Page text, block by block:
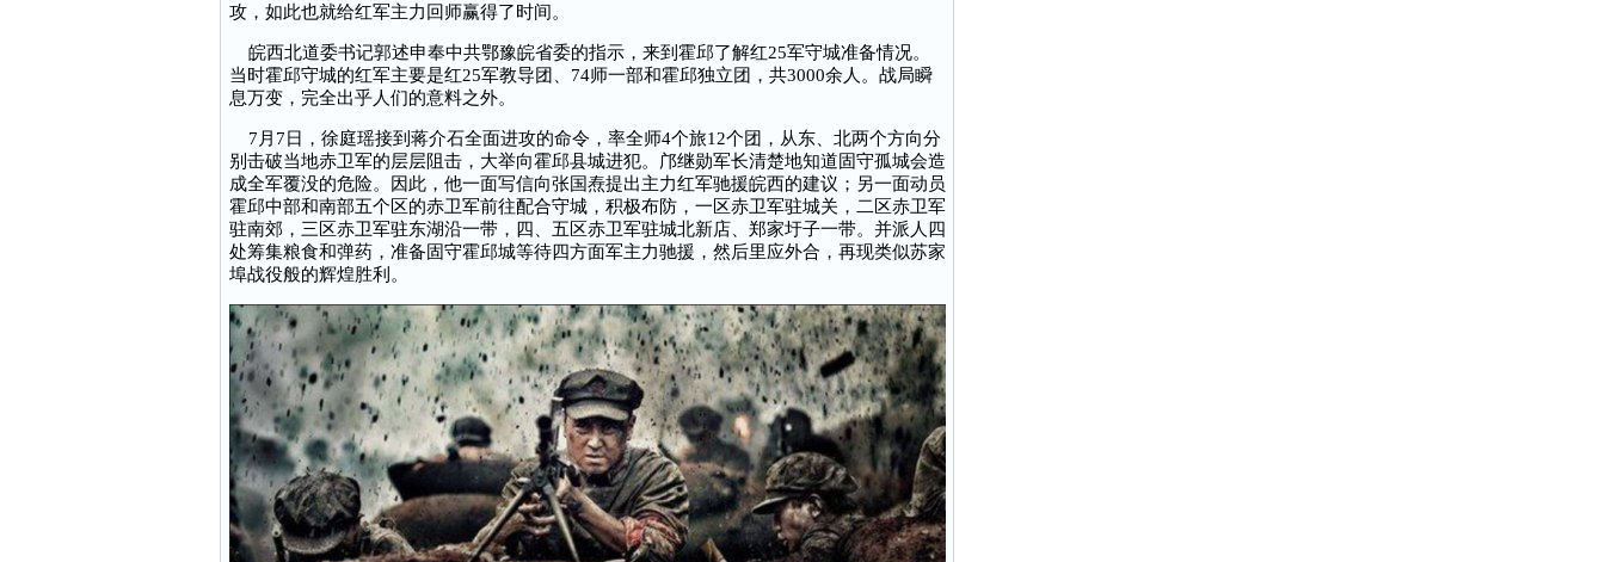
攻，如此也就给红军主力回师赢得了时间。
皖西北道委书记郭述申奉中共鄂豫皖省委的指示，来到霍邱了解红25军守城准备情况。
当时霍邱守城的红军主要是红25军教导团、74师一部和霍邱独立团，共3000余人。战局瞬
息万变，完全出乎人们的意料之外。
7月7日，徐庭瑶接到蒋介石全面进攻的命令，率全师4个旅12个团，从东、北两个方向分
别击破当地赤卫军的层层阻击，大举向霍邱县城进犯。邝继勋军长清楚地知道固守孤城会造
成全军覆没的危险。因此，他一面写信向张国焘提出主力红军驰援皖西的建议；另一面动员
霍邱中部和南部五个区的赤卫军前往配合守城，积极布防，一区赤卫军驻城关，二区赤卫军
驻南郊，三区赤卫军驻东湖沿一带，四、五区赤卫军驻城北新店、郑家圩子一带。并派人四
处筹集粮食和弹药，准备固守霍邱城等待四方面军主力驰援，然后里应外合，再现类似苏家
埠战役般的辉煌胜利。